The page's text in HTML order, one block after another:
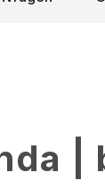
|